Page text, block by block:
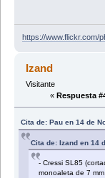
https://www.flickr.com/
Izand
Visitante
« Respuesta
Cita de: Pau en 14 de
Cita de: Izand en 14
- Cressi SL85
monoaleta de 7